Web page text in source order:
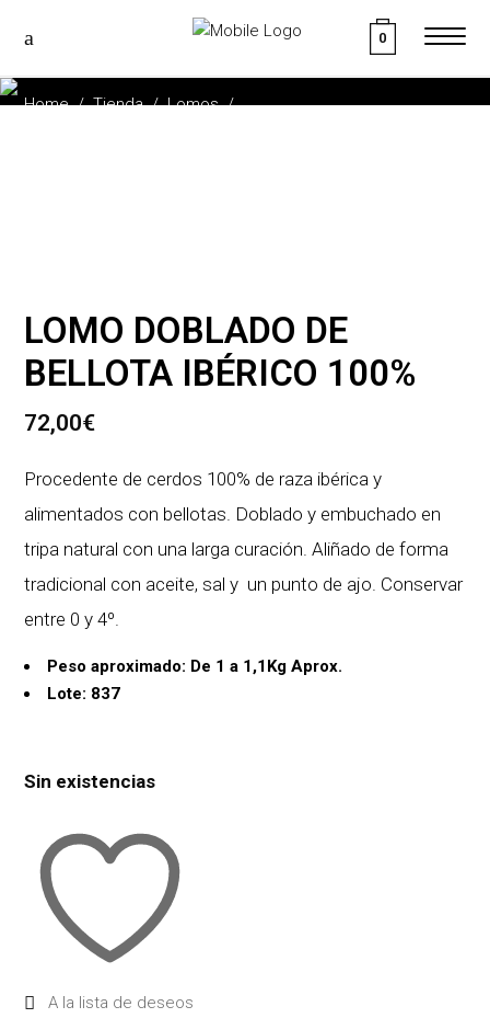
0
TIENDA
Home/Tienda/Lomos/
LOMO DOBLADO DE
BELLOTA IBÉRICO 100%
72,00€
Procedente de cerdos 100% de raza ibérica y
alimentados con bellotas. Doblado y embuchado en
tripa natural con una larga curación. Aliñado de forma
tradicional con aceite, sal y un punto de ajo. Conservar
entre 0 y 4º.
Peso aproximado: De 1 a 1,1Kg Aprox.
Lote: 837
Sin existencias
A la lista de deseos